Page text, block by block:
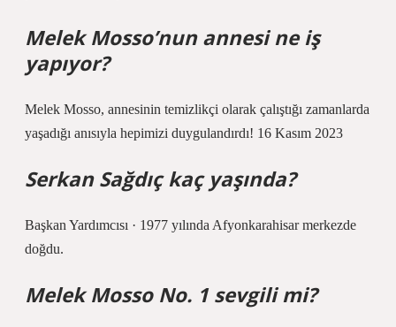
Melek Mosso’nun annesi ne iş
yapıyor?
Melek Mosso, annesinin temizlikçi olarak çalıştığı zamanlarda
yaşadığı anısıyla hepimizi duygulandırdı! 16 Kasım 2023
Serkan Sağdıç kaç yaşında?
Başkan Yardımcısı · 1977 yılında Afyonkarahisar merkezde
doğdu.
Melek Mosso No. 1 sevgili mi?